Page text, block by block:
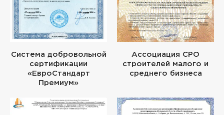
Система добровольной
сертификации
«ЕвроСтандарт
Премиум»
Ассоциация СРО
строителей малого и
среднего бизнеса